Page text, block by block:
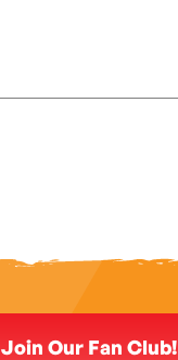
Join Our Fan Club!